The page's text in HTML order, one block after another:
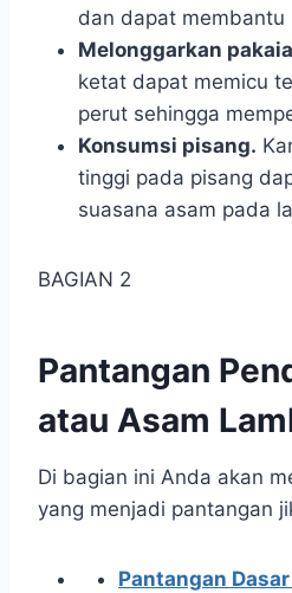
dan dapat membantu
Melonggarkan
ketat dapat memicu
perut sehingga
Konsumsi pisang.
tinggi pada pisang
suasana asam pada
BAGIAN 2
Pantangan
atau Asam
Di bagian ini Anda akan
yang menjadi pantangan
Pantangan